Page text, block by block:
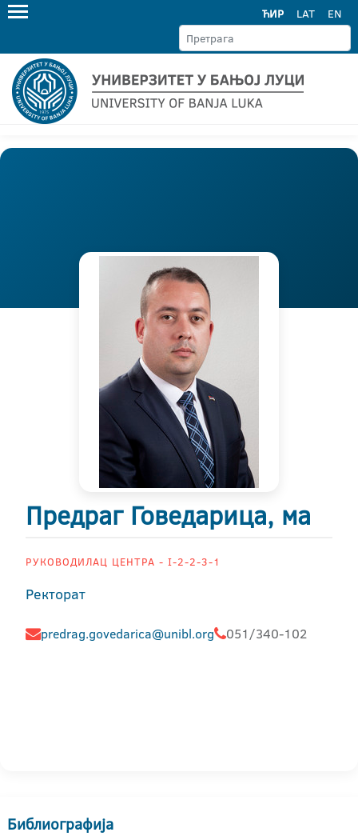
ЋИР LAT EN
Предраг Говедарица, ма
РУКОВОДИЛАЦ ЦЕНТРА - I-2-2-3-1
Ректорат
predrag.govedarica@unibl.org 051/340-102
Библиографија